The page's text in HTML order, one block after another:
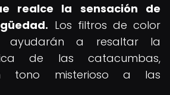
realce la sensación de
Los filtros de color
ayudarán a resaltar la
de las catacumbas,
tono misterioso a las